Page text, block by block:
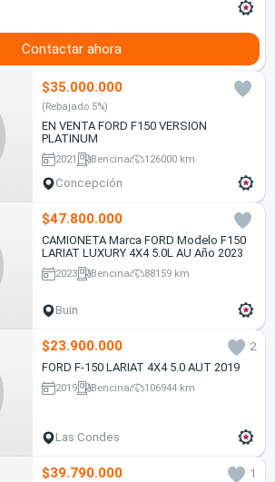
Contactar ahora
$35.000.000
(Rebajado 5%)
EN VENTA FORD F150 VERSION
PLATINUM
2021 Bencina 126000 km
Concepción
$47.800.000
CAMIONETA Marca FORD Modelo F150
LARIAT LUXURY 4X4 5.0L AU Año 2023
2023 Bencina 88159 km
Buin
$23.900.000
2
FORD F-150 LARIAT 4X4 5.0 AUT 2019
2019 Bencina 106944 km
Las Condes
$39.790.000 1